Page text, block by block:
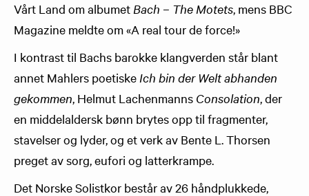
Vårt Land om albumet Bach – The Motets, mens BBC
Magazine meldte om «A real tour de force!»
I kontrast til Bachs barokke klangverden står blant
annet Mahlers poetiske Ich bin der Welt abhanden
gekommen, Helmut Lachenmanns Consolation, der
en middelaldersk bønn brytes opp til fragmenter,
stavelser og lyder, og et verk av Bente L. Thorsen
preget av sorg, eufori og latterkrampe.
Det Norske Solistkor består av 26 håndplukkede,